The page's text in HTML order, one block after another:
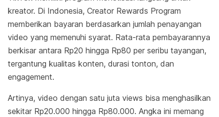
kreator. Di Indonesia, Creator Rewards Program
memberikan bayaran berdasarkan jumlah penayangan
video yang memenuhi syarat. Rata-rata pembayarannya
berkisar antara Rp20 hingga Rp80 per seribu tayangan,
tergantung kualitas konten, durasi tonton, dan
engagement.
Artinya, video dengan satu juta views bisa menghasilkan
sekitar Rp20.000 hingga Rp80.000. Angka ini memang